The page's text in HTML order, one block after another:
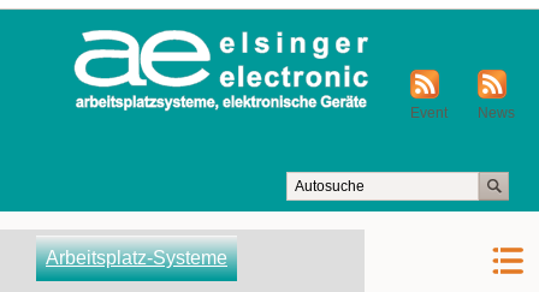
News
Event
Navigation
überspringen
Arbeitsplatz-Systeme